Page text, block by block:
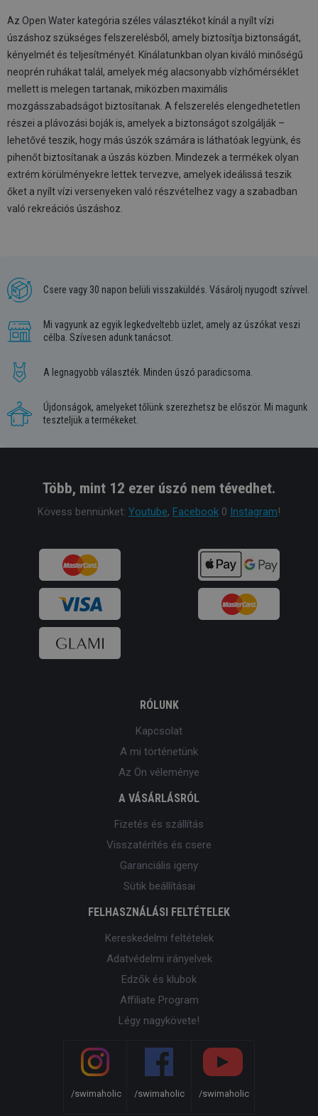
Az Open Water kategória széles választékot kínál a nyílt vízi
úszáshoz szükséges felszerelésből, amely biztosítja biztonságát,
kényelmét és teljesítményét. Kínálatunkban olyan kiváló minőségű
neoprén ruhákat talál, amelyek még alacsonyabb vízhőmérséklet
mellett is melegen tartanak, miközben maximális
mozgásszabadságot biztosítanak. A felszerelés elengedhetetlen
részei a plávozási boják is, amelyek a biztonságot szolgálják –
lehetővé teszik, hogy más úszók számára is láthatóak legyünk, és
pihenőt biztosítanak a úszás közben. Mindezek a termékek olyan
extrém körülményekre lettek tervezve, amelyek ideálissá teszik
őket a nyílt vízi versenyeken való részvételhez vagy a szabadban
való rekreációs úszáshoz.
Csere vagy 30 napon belüli visszaküldés. Vásárolj nyugodt szívvel.
Mi vagyunk az egyik legkedveltebb üzlet, amely az úszókat veszi
célba. Szívesen adunk tanácsot.
A legnagyobb választék. Minden úszó paradicsoma.
Újdonságok, amelyeket tőlünk szerezhetsz be először. Mi magunk
teszteljük a termékeket.
Több, mint 12 ezer úszó nem tévedhet.
Kövess bennünket: Youtube, Facebook 0 Instagram!
RÓLUNK
Kapcsolat
A mi történetünk
Az Ön véleménye
A VÁSÁRLÁSRÓL
Fizetés és szállítás
Visszatérítés és csere
Garanciális igeny
Sütik beállításai
FELHASZNÁLÁSI FELTÉTELEK
Kereskedelmi feltételek
Adatvédelmi irányelvek
Edzők és klubok
Affiliate Program
Légy nagykövete!
/swimaholic /swimaholic /swimaholic